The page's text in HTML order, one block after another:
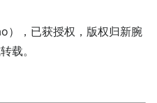
），已获授权，版权归新腕
载。